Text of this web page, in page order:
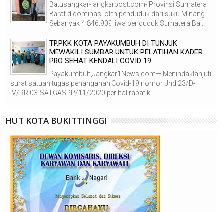
Batusangkar-jangkarpost.com- Provinsi Sumatera
Barat didominasi oleh penduduk dari suku Minang.
Sebanyak 4.846.909 jiwa penduduk Sumatera Ba...
TP.PKK KOTA PAYAKUMBUH DI TUNJUK
MEWAKILI SUMBAR UNTUK PELATIHAN KADER
PRO SEHAT KENDALI COVID 19
Payakumbuh,Jangkar1News.com— Menindaklanjuti
surat satuan tugas penanganan Covid-19 nomor Und.23/D-
IV/RR.03-SATGASPP/11/2020 perihal rapat k...
HUT KOTA BUKITTINGGI